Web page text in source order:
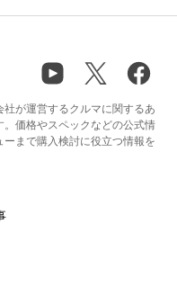
が運営するクルマに関するあ
価格やスペックなどの公式情
まで購入検討に役立つ情報を